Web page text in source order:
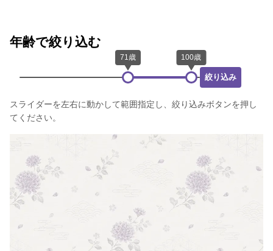
年齢で絞り込む
絞り込み
スライダーを左右に動かして範囲指定し、絞り込みボタンを押し
てください。